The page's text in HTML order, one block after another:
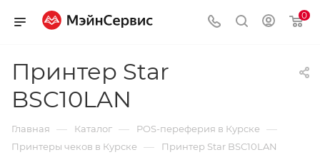
0
Принтер Star
BSC10LAN
Главная — Каталог — POS-переферия в Курске —
Принтеры чеков в Курске — Принтер Star BSC10LAN